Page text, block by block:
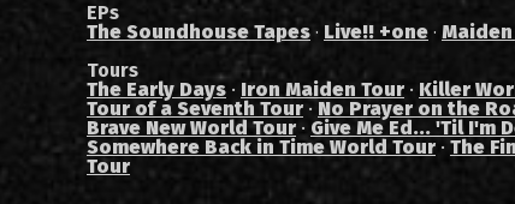
EPs
The Soundhouse Tapes · Live!! +one · Maiden
Tours
The Early Days · Iron Maiden Tour · Killer
Tour of a Seventh Tour · No Prayer on the
Brave New World Tour · Give Me Ed... 'Til I'm
Somewhere Back in Time World Tour · The
Tour